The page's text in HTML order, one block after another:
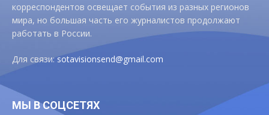
корреспондентов освещает события из разных регионов
мира, но большая часть его журналистов продолжают
работать в России.
Для связи:sotavisionsend@gmail.com
МЫ В СОЦСЕТЯХ